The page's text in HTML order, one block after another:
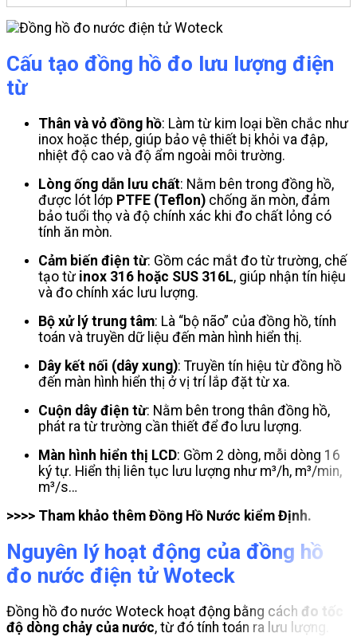
Cấu tạo đồng hồ đo lưu lượng điện
từ
Thân và vỏ đồng hồ: Làm từ kim loại bền chắc như
inox hoặc thép, giúp bảo vệ thiết bị khỏi va đập,
nhiệt độ cao và độ ẩm ngoài môi trường.
Lòng ống dẫn lưu chất: Nằm bên trong đồng hồ,
được lót lớp PTFE (Teflon) chống ăn mòn, đảm
bảo tuổi thọ và độ chính xác khi đo chất lỏng có
tính ăn mòn.
Cảm biến điện từ: Gồm các mắt đo từ trường, chế
tạo từ inox 316 hoặc SUS 316L, giúp nhận tín hiệu
và đo chính xác lưu lượng.
Bộ xử lý trung tâm: Là “bộ não” của đồng hồ, tính
toán và truyền dữ liệu đến màn hình hiển thị.
Dây kết nối (dây xung): Truyền tín hiệu từ đồng hồ
đến màn hình hiển thị ở vị trí lắp đặt từ xa.
Cuộn dây điện từ: Nằm bên trong thân đồng hồ,
phát ra từ trường cần thiết để đo lưu lượng.
Màn hình hiển thị LCD: Gồm 2 dòng, mỗi dòng 16
ký tự. Hiển thị liên tục lưu lượng như m³/h, m³/min,
m³/s…
>>>> Tham khảo thêm Đồng Hồ Nước kiểm Định.
Nguyên lý hoạt động của đồng hồ
đo nước điện tử Woteck
Đồng hồ đo nước Woteck hoạt động bằng cách đo tốc
độ dòng chảy của nước, từ đó tính toán ra lưu lượng.